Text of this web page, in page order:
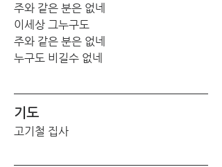
주와 같은 분은 없네
이세상 그누구도
주와 같은 분은 없네
누구도 비길수 없네
기도
고기철 집사